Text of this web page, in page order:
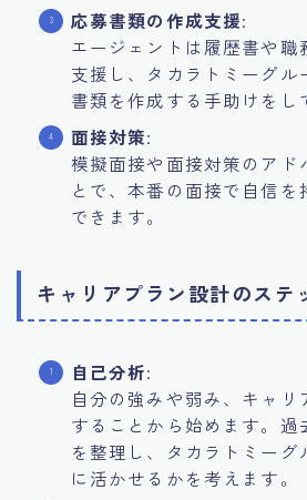
応募書類の作成支援:
エージェントは履歴書や職
支援し、タカラトミーグル
書類を作成する手助けをし
面接対策:
模擬面接や面接対策のアド
とで、本番の面接で自信を
できます。
キャリアプラン設計のステ
自己分析:
自分の強みや弱み、キャリ
することから始めます。過
を整理し、タカラトミーグ
に活かせるかを考えます。